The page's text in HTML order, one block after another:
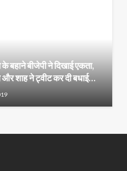
बहाने बीजेपी ने दिखाई एकता,
शाह ने ट्वीट कर दी बधाई…